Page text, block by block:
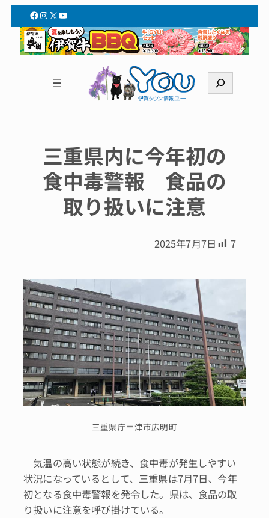
Facebook
Instagram
X YouTube
索
三重県内に今年初の
食中毒警報 食品の
取り扱いに注意
2025年7月7日 7
三重県庁＝津市広明町
気温の高い状態が続き、食中毒が発生しやすい
状況になっているとして、三重県は7月7日、今年
初となる食中毒警報を発令した。県は、食品の取
り扱いに注意を呼び掛けている。